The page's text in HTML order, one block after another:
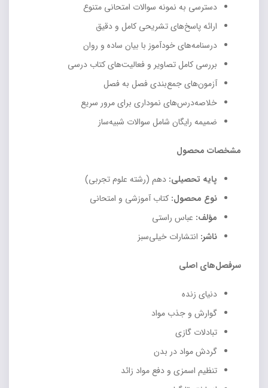
دسترسی به نمونه سوالات امتحانی متنوع
ارائه پاسخ‌های تشریحی کامل و دقیق
درسنامه‌های خودآموز با بیان ساده و روان
بررسی کامل تصاویر و فعالیت‌های کتاب درسی
آزمون‌های جمع‌بندی فصل به فصل
خلاصه‌درس‌های نموداری برای مرور سریع
ضمیمه رایگان شامل سوالات شبیه‌ساز
مشخصات محصول
پایه تحصیلی: دهم (رشته علوم تجربی)
نوع محصول: کتاب آموزشی و امتحانی
مؤلف: عباس راستی
ناشر: انتشارات خیلی‌سبز
سرفصل‌های اصلی
دنیای زنده
گوارش و جذب مواد
تبادلات گازی
گردش مواد در بدن
تنظیم اسمزی و دفع مواد زائد